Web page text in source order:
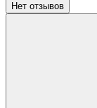
Нет отзывов